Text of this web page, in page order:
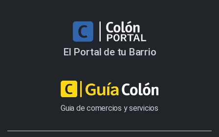
El Portal de tu Barrio
Guia de comercios y servicios